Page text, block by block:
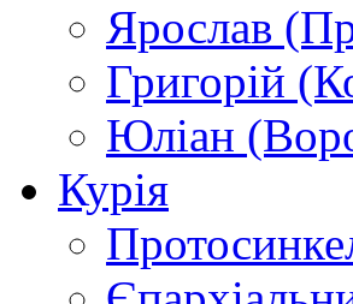
Ярослав
Григорій
Юліан
Курія